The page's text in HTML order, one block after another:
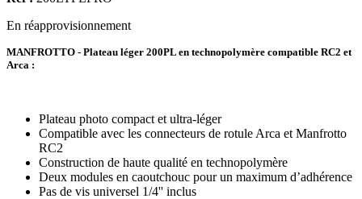
En réapprovisionnement
MANFROTTO - Plateau léger 200PL en technopolymère compatible RC2 et
Arca :
Plateau photo compact et ultra-léger
Compatible avec les connecteurs de rotule Arca et Manfrotto
RC2
Construction de haute qualité en technopolymère
Deux modules en caoutchouc pour un maximum d’adhérence
Pas de vis universel 1/4'' inclus